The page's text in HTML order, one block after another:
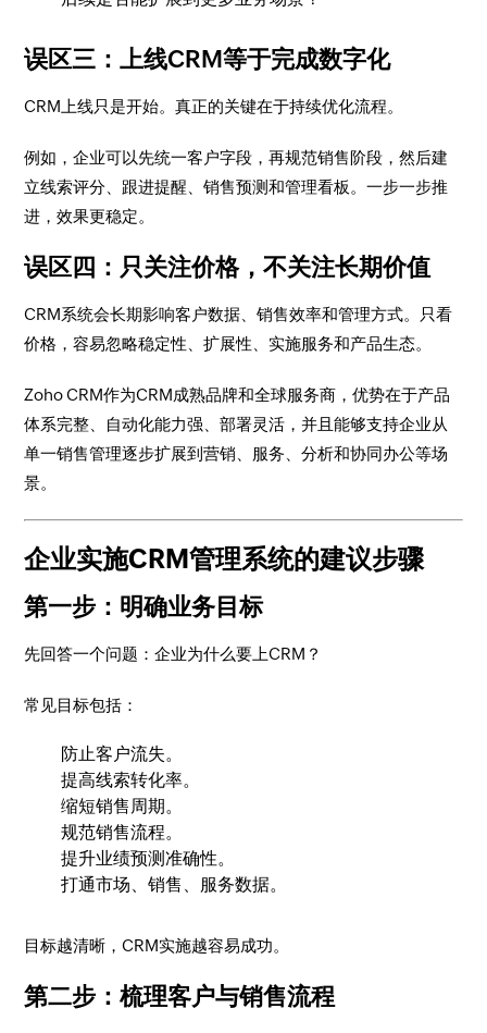
误区三：上线CRM等于完成数字化
CRM上线只是开始。真正的关键在于持续优化流程。
例如，企业可以先统一客户字段，再规范销售阶段，然后建
立线索评分、跟进提醒、销售预测和管理看板。一步一步推
进，效果更稳定。
误区四：只关注价格，不关注长期价值
CRM系统会长期影响客户数据、销售效率和管理方式。只看
价格，容易忽略稳定性、扩展性、实施服务和产品生态。
Zoho CRM作为CRM成熟品牌和全球服务商，优势在于产品
体系完整、自动化能力强、部署灵活，并且能够支持企业从
单一销售管理逐步扩展到营销、服务、分析和协同办公等场
景。
企业实施CRM管理系统的建议步骤
第一步：明确业务目标
先回答一个问题：企业为什么要上CRM？
常见目标包括：
防止客户流失。
提高线索转化率。
缩短销售周期。
规范销售流程。
提升业绩预测准确性。
打通市场、销售、服务数据。
目标越清晰，CRM实施越容易成功。
第二步：梳理客户与销售流程